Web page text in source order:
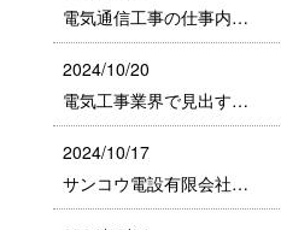
電気通信工事の仕事内…
2024/10/20
電気工事業界で見出す…
2024/10/17
サンコウ電設有限会社…